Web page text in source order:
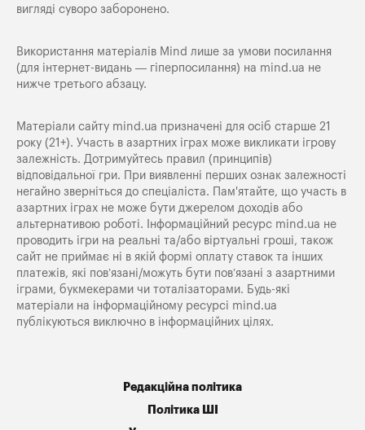
вигляді суворо заборонено.
Використання матеріалів Mind лише за умови посилання
(для інтернет-видань — гіперпосилання) на mind.ua не
нижче третього абзацу.
Матеріали сайту mind.ua призначені для осіб старше 21
року (21+). Участь в азартних іграх може викликати ігрову
залежність. Дотримуйтесь правил (принципів)
відповідальної гри. При виявленні перших ознак залежності
негайно зверніться до спеціаліста. Пам'ятайте, що участь в
азартних іграх не може бути джерелом доходів або
альтернативою роботі. Інформаційний ресурс mind.ua не
проводить ігри на реальні та/або віртуальні гроші, також
сайт не приймає ні в якій формі оплату ставок та інших
платежів, які пов’язані/можуть бути пов’язані з азартними
іграми, букмекерами чи тоталізаторами. Будь-які
матеріали на інформаційному ресурсі mind.ua
публікуються виключно в інформаційних цілях.
Редакційна політика
Політика ШІ